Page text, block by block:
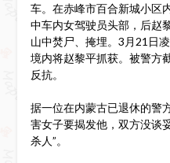
车。在赤峰市百合新城小区
中车内女驾驶员头部，后赵
山中焚尸、掩埋。3月21日
境内将赵黎平抓获。被警方
反抗。
据一位在内蒙古已退休的警
害女子要揭发他，双方没谈
杀人”。